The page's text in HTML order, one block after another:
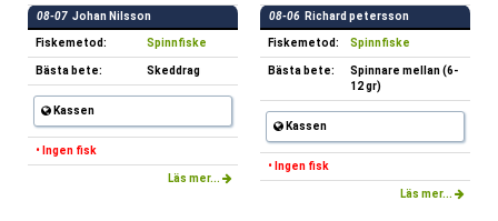
08-07 Johan Nilsson
Fiskemetod: Spinnfiske
Bästa bete: Skeddrag
Kassen
• Ingen fisk
Läs mer...
08-06 Richard petersson
Fiskemetod: Spinnfiske
Bästa bete:
Spinnare mellan (6-
12 gr)
Kassen
• Ingen fisk
Läs mer...